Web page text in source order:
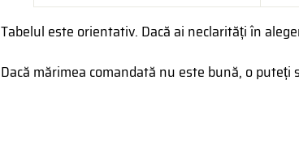
Tabelul este orientativ. Dacă ai neclarități în
Dacă mărimea comandată nu este bună, o